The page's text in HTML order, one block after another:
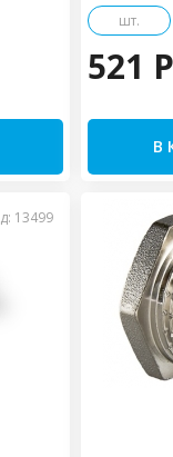
шт.
521 P
В
13499